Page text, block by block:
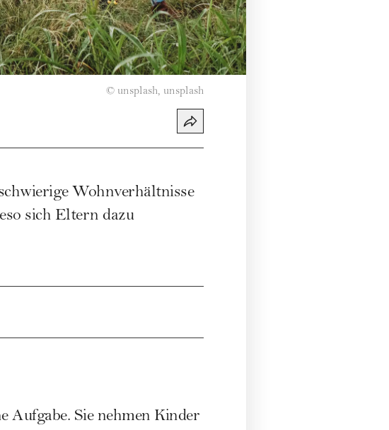
© unsplash, unsplash
Wohnverhältnisse
sich Eltern dazu
Aufgabe. Sie nehmen Kinder